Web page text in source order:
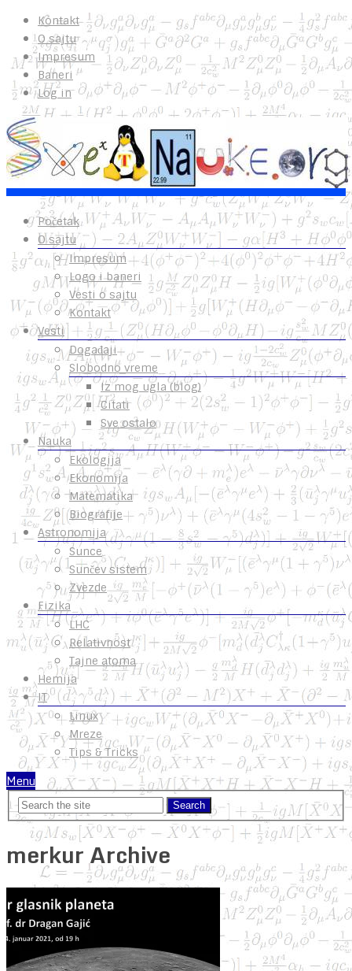
Kontakt
O sajtu
Impresum
Baneri
Log in
Početak
O sajtu
Impresum
Logo i baneri
Vesti o sajtu
Kontakt
Vesti
Događaji
Slobodno vreme
Iz mog ugla (blog)
Citati
Sve ostalo
Nauka
Ekologija
Ekonomija
Matematika
Biografije
Astronomija
Sunce
Sunčev sistem
Zvezde
Fizika
LHC
Relativnost
Tajne atoma
Hemija
IT
Linux
Mreze
Tips & Tricks
Menu
merkur Archive